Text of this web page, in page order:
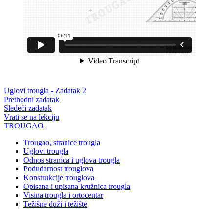
Uglovi trougla - Zadatak 2
Prethodni zadatak
Sledeći zadatak
Vrati se na lekciju
TROUGAO
Trougao, stranice trougla
Uglovi trougla
Odnos stranica i uglova trougla
Podudarnost trouglova
Konstrukcije trouglova
Opisana i upisana kružnica trougla
Visina trougla i ortocentar
Težišne duži i težište